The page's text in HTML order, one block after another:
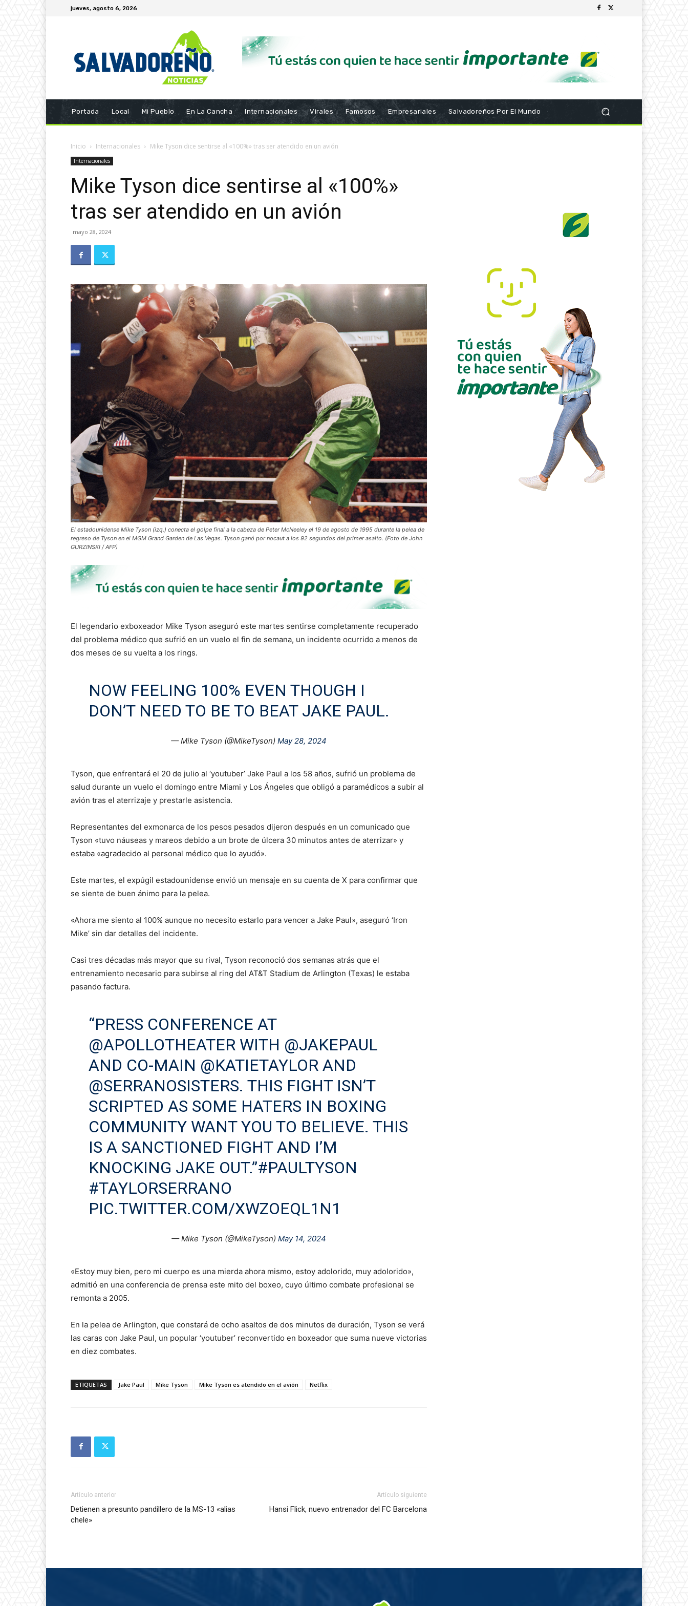
jueves, agosto 6, 2026
Portada Local Mi Pueblo En La Cancha Internacionales Virales Famosos Empresariales Salvadoreños Por El Mundo
Inicio Internacionales Mike Tyson dice sentirse al «100%» tras ser atendido en un avión
Internacionales
Mike Tyson dice sentirse al «100%»
tras ser atendido en un avión
mayo 28, 2024
El estadounidense Mike Tyson (izq.) conecta el golpe final a la cabeza de Peter McNeeley el 19 de agosto de 1995 durante la pelea de
regreso de Tyson en el MGM Grand Garden de Las Vegas. Tyson ganó por nocaut a los 92 segundos del primer asalto. (Foto de John
GURZINSKI / AFP)
El legendario exboxeador Mike Tyson aseguró este martes sentirse completamente recuperado
del problema médico que sufrió en un vuelo el fin de semana, un incidente ocurrido a menos de
dos meses de su vuelta a los rings.
NOW FEELING 100% EVEN THOUGH I
DON’T NEED TO BE TO BEAT JAKE PAUL.
— Mike Tyson (@MikeTyson) May 28, 2024
Tyson, que enfrentará el 20 de julio al ‘youtuber’ Jake Paul a los 58 años, sufrió un problema de
salud durante un vuelo el domingo entre Miami y Los Ángeles que obligó a paramédicos a subir al
avión tras el aterrizaje y prestarle asistencia.
Representantes del exmonarca de los pesos pesados dijeron después en un comunicado que
Tyson «tuvo náuseas y mareos debido a un brote de úlcera 30 minutos antes de aterrizar» y
estaba «agradecido al personal médico que lo ayudó».
Este martes, el expúgil estadounidense envió un mensaje en su cuenta de X para confirmar que
se siente de buen ánimo para la pelea.
«Ahora me siento al 100% aunque no necesito estarlo para vencer a Jake Paul», aseguró ‘Iron
Mike’ sin dar detalles del incidente.
Casi tres décadas más mayor que su rival, Tyson reconoció dos semanas atrás que el
entrenamiento necesario para subirse al ring del AT&T Stadium de Arlington (Texas) le estaba
pasando factura.
“PRESS CONFERENCE AT
@APOLLOTHEATERWITH @JAKEPAUL
AND CO-MAIN @KATIETAYLORAND
@SERRANOSISTERS. THIS FIGHT ISN’T
SCRIPTED AS SOME HATERS IN BOXING
COMMUNITY WANT YOU TO BELIEVE. THIS
IS A SANCTIONED FIGHT AND I’M
KNOCKING JAKE OUT.”#PAULTYSON
#TAYLORSERRANO
PIC.TWITTER.COM/XWZOEQL1N1
— Mike Tyson (@MikeTyson) May 14, 2024
«Estoy muy bien, pero mi cuerpo es una mierda ahora mismo, estoy adolorido, muy adolorido»,
admitió en una conferencia de prensa este mito del boxeo, cuyo último combate profesional se
remonta a 2005.
En la pelea de Arlington, que constará de ocho asaltos de dos minutos de duración, Tyson se verá
las caras con Jake Paul, un popular ‘youtuber’ reconvertido en boxeador que suma nueve victorias
en diez combates.
ETIQUETAS Jake Paul Mike Tyson Mike Tyson es atendido en el avión Netflix
Artículo anterior
Detienen a presunto pandillero de la MS-13 «alias
chele»
Artículo siguiente
Hansi Flick, nuevo entrenador del FC Barcelona